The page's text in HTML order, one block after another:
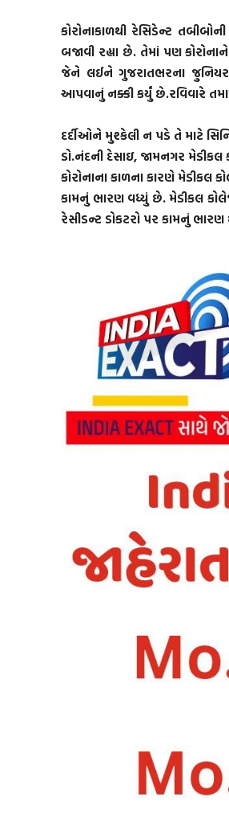
કોરોનાકાળથી રેસિડેન્ટ
બજાવી રહ્યા છે. તેમાં પણ
જેને લઈને ગુજરાતભરના
આપવાનું નક્કી કર્યું છે.રવિવારે
દર્દીઓને મુશ્કેલી ન પડે તે માટે
ડો.નંદની દેસાઇ, જામનગર
કોરોનાના કાળના કારણે મેડીકલ
કામનું ભારણ વધ્યું છે. મેડીકલ
રેસીડન્ટ ડોકટરો પર કામનું